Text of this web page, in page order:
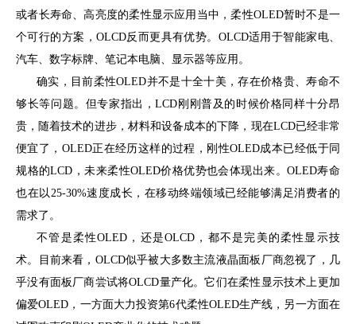
或者长寿命、高亮度的柔性显示应用当中，柔性OLED暂时不是一
个可行的方案，OLCD反而更具有优势。OLCD适用于智能家电、
汽车、数字标牌、笔记本电脑、显示器等应用。
确实，目前柔性OLED并不是十全十美，存在价格贵、寿命不
够长等问题。但专家指出，LCD刚刚普及的时候价格同样十分昂
贵，随着技术的进步，材料和设备成本的下降，现在LCD已经非常
便宜了，OLED正在经历这样的过程，刚性OLED成本已经低于同
规格的LCD，未来柔性OLED价格优势也会体现出来。OLED寿命
也在以25-30%速度成长，在移动终端领域已经能够满足消费者的
需求了。
不管是柔性OLED，还是OLCD，都不是完美的柔性显示技
术。目前来看，OLCD似乎被大多数主流液晶面板厂商忽视了，几
乎没有面板厂商尝试将OLCD量产化。它们在柔性显示技术上更加
偏爱OLED，一方面大力投资第6代柔性OLED生产线，另一方面在